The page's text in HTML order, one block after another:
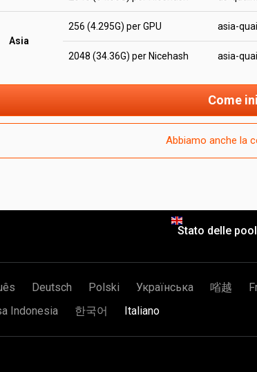
Asia
256 (4.295G) per GPU asia-
2048 (34.36G) per Nicehash asia-
Come
Abbiamo anche la
Stato delle pool
Deutsch Polski Українська 㗂越
Indonesia 한국어 Italiano